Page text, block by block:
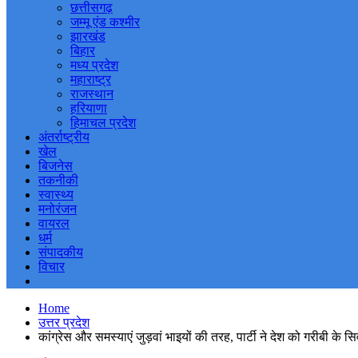
छत्तीसगढ़
जम्मू एंड कश्मीर
झारखंड
बिहार
मध्य प्रदेश
महाराष्ट्र
राजस्थान
हरियाणा
हिमाचल प्रदेश
अंतर्राष्ट्रीय
खेल
बिजनेस
तकनीकी
स्वास्थ्य
मनोरंजन
वायरल
धर्म
संपादकीय
विचार
Home
उत्तर प्रदेश
कांग्रेस और समस्याएं जुड़वां भाइयों की तरह, पार्टी ने देश को गरीबी के